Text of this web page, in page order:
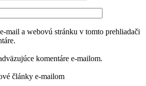
mail a webovú stránku v tomto prehliadači
komentáre e-mailom.
články e-mailom